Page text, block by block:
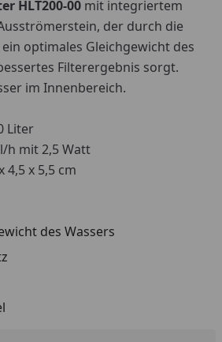
HLT200-00 mit integriertem
der durch die
optimales Gleichgewicht des
Filterergebnis sorgt.
im Innenbereich.
Liter
h mit 2,5 Watt
4,5 x 5,5 cm
des Wassers